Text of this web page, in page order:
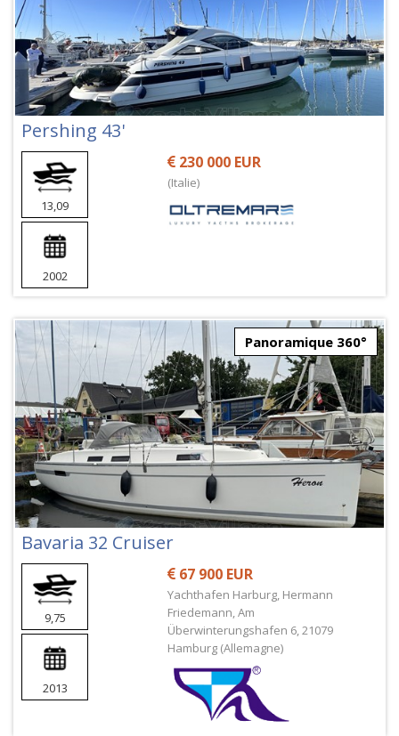
Pershing 43'
13,09
2002
230 000 EUR
(Italie)
Panoramique 360°
Bavaria 32 Cruiser
9,75
2013
67 900 EUR
Yachthafen Harburg, Hermann
Friedemann, Am
Überwinterungshafen 6, 21079
Hamburg (Allemagne)